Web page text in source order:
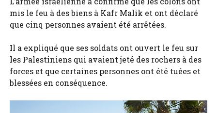
mis le feu à des biens à Kafr Malik et ont déclaré
que cinq personnes avaient été arrêtées.
Il a expliqué que ses soldats ont ouvert le feu sur
les Palestiniens qui avaient jeté des rochers à des
forces et que certaines personnes ont été tuées et
blessées en conséquence.